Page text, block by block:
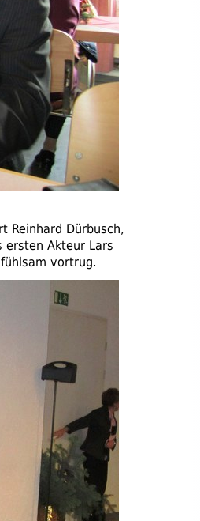
Reinhard Dürbusch,
ersten Akteur Lars
vortrug.